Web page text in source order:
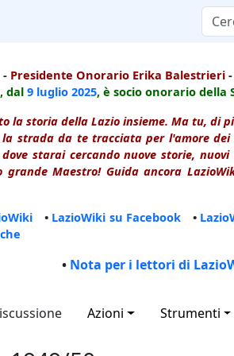
- Presidente Onorario Erika Balestrieri
dal 9 luglio 2025, è socio onorario della
la storia della Lazio insieme. Ma tu, di
la strada da te tracciata per l'amore
dove starai cercando nuove storie,
grande Maestro! Guida ancora
• LazioWiki su Facebook •
• Nota per i lettori di
Azioni Strumenti